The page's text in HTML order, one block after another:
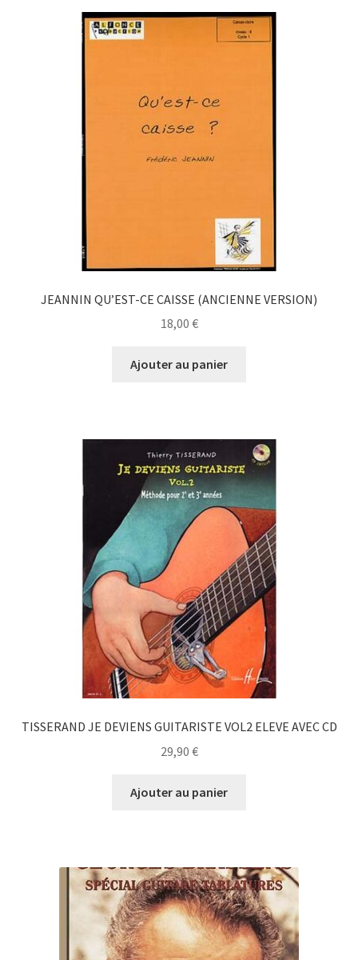
JEANNIN QU’EST-CE CAISSE (ANCIENNE VERSION)
18,00 €
Ajouter au panier
TISSERAND JE DEVIENS GUITARISTE VOL2 ELEVE AVEC CD
29,90 €
Ajouter au panier